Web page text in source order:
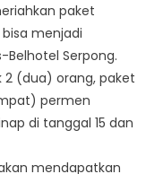
paket
menjadi
Belhotel Serpong.
(dua) orang, paket
permen
di tanggal 15 dan
mendapatkan